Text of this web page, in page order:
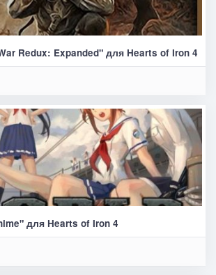
Redux: Expanded" для Hearts of Iron 4
для Hearts of Iron 4